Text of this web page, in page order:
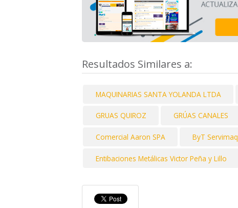
Resultados Similares a:
MAQUINARIAS SANTA YOLANDA LTDA
GRUAS QUIROZ GRÚAS CANALES
Comercial Aaron SPA ByT Servimaq
Entibaciones Metálicas Victor Peña y Lillo